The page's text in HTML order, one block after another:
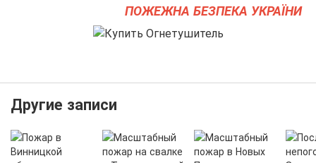
ПОЖЕЖНА БЕЗПЕКА УКРАЇНИ
Другие записи